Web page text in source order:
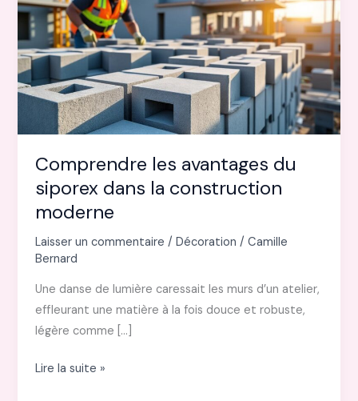
Comprendre les avantages du
siporex dans la construction
moderne
Laisser un commentaire /Décoration /Camille
Bernard
Une danse de lumière caressait les murs d’un atelier,
effleurant une matière à la fois douce et robuste,
légère comme […]
Comprendre
Lire la suite »